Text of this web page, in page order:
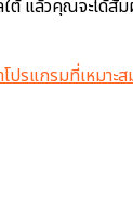
ต้ แล้วคุณจะได้สั
โปรแกรมที่เหมา